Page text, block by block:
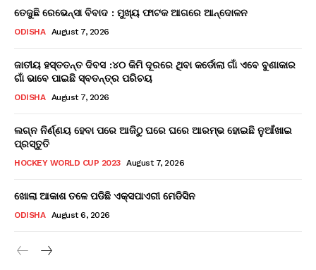
ତେଜୁଛି ରେଭେନ୍ସା ବିବାଦ : ମୁଖ୍ୟ ଫାଟକ ଆଗରେ ଆନ୍ଦୋଳନ
ODISHA August 7, 2026
ଜାତୀୟ ହସ୍ତତନ୍ତ ଦିବସ :୪୦ କିମି ଦୂରରେ ଥିବା କର୍ଡୋଲା ଗାଁ ଏବେ ବୁଣାକାର
ଗାଁ ଭାବେ ପାଇଛି ସ୍ବତନ୍ତ୍ର ପରିଚୟ
ODISHA August 7, 2026
ଲଗ୍ନ ନିର୍ଣ୍ଣୟ ହେବା ପରେ ଆଜିଠୁ ଘରେ ଘରେ ଆରମ୍ଭ ହୋଇଛି ନୁଆଁଖାଇ
ପ୍ରସ୍ତୁତି
HOCKEY WORLD CUP 2023 August 7, 2026
ଖୋଲା ଆକାଶ ତଳେ ପଡିଛି ଏକ୍ସପାଏରୀ ମେଡିସିନ
ODISHA August 6, 2026